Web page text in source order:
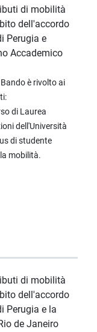
di mobilità
dell'accordo
Perugia e
Accademico
è rivolto ai
di Laurea
dell'Università
di studente
mobilità.
di mobilità
dell'accordo
Perugia e la
de Janeiro